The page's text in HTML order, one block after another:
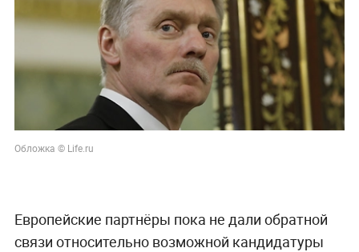
Обложка © Life.ru
Европейские партнёры пока не дали обратной
связи относительно возможной кандидатуры